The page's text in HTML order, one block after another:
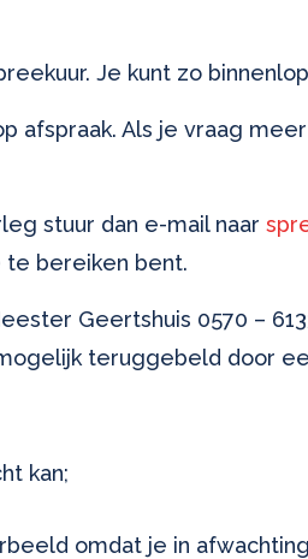
Je kunt zo
afspraak. Als je vraag
stuur dan e-mail naar
te bereiken bent.
Geertshuis 0570 –
teruggebeld door
kan;
omdat je in